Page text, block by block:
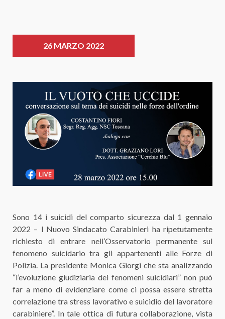
26 MARZO 2022
Sono 14 i suicidi del comparto sicurezza dal 1 gennaio
2022 – l Nuovo Sindacato Carabinieri ha ripetutamente
richiesto di entrare nell’Osservatorio permanente sul
fenomeno suicidario tra gli appartenenti alle Forze di
Polizia. La presidente Monica Giorgi che sta analizzando
“l’evoluzione giudiziaria dei fenomeni suicidiari” non può
far a meno di evidenziare come ci possa essere stretta
correlazione tra stress lavorativo e suicidio del lavoratore
carabiniere”. In tale ottica di futura collaborazione, vista